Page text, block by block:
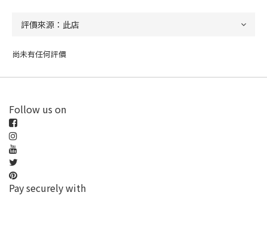
尚未有任何評價
Follow us on
Pay securely with